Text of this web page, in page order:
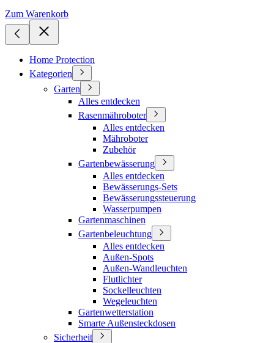
Zum Warenkorb
Home Protection
Kategorien
Garten
Alles entdecken
Rasenmähroboter
Alles entdecken
Mähroboter
Zubehör
Gartenbewässerung
Alles entdecken
Bewässerungs-Sets
Bewässerungssteuerung
Wasserpumpen
Gartenmaschinen
Gartenbeleuchtung
Alles entdecken
Außen-Spots
Außen-Wandleuchten
Flutlichter
Sockelleuchten
Wegeleuchten
Gartenwetterstation
Smarte Außensteckdosen
Sicherheit